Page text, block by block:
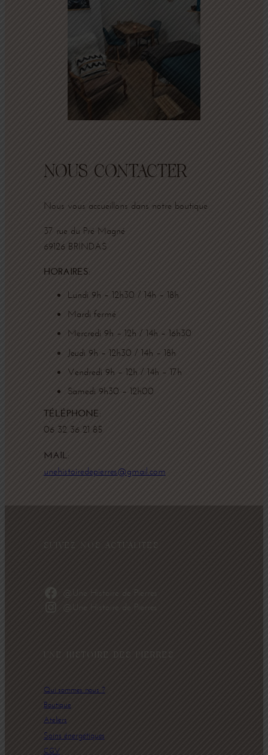
NOUS CONTACTER
Nous vous accueillons dans notre boutique
37 rue du Pré Magné
69126 BRINDAS
HORAIRES:
Lundi 9h – 12h30 / 14h – 18h
Mardi fermé
Mercredi 9h – 12h / 14h – 16h30
Jeudi 9h – 12h30 / 14h – 18h
Vendredi 9h – 12h / 14h – 17h
Samedi 9h30 – 12h00
TÉLÉPHONE:
06 32 36 21 85
MAIL :
unehistoiredepierres@gmail.com
SUIVEZ NOS ACTUALITÉS
@Une Histoire de Pierres
@Une Histoire de Pierres
UNE HISTOIRE DES PIERRES
Qui sommes nous ?
Boutique
Ateliers
Soins énergétiques
CGV